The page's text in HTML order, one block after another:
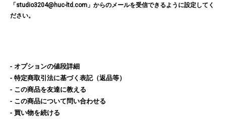
「studio3204@huc-ltd.com」からのメールを受信できるように設定してく
ださい。
オプションの値段詳細
特定商取引法に基づく表記（返品等）
この商品を友達に教える
この商品について問い合わせる
買い物を続ける